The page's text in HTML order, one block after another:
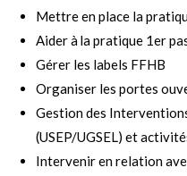
Mettre en place la
Aider à la pratique 1er
Gérer les labels FFHB
Organiser les portes
Gestion des
(USEP/UGSEL) et
Intervenir en relation